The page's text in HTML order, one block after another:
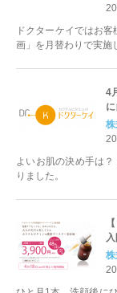
ドクターケイではお
画」を月替わりで実施
4
株
よいお肌の決め手は
りました。
株